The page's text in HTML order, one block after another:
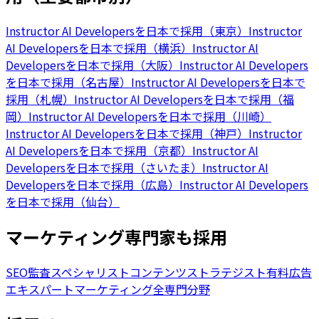
Instructor AI Developersを日本で採用（東京） Instructor
AI Developersを日本で採用（横浜） Instructor AI
Developersを日本で採用（大阪） Instructor AI Developers
を日本で採用（名古屋） Instructor AI Developersを日本で
採用（札幌） Instructor AI Developersを日本で採用（福
岡） Instructor AI Developersを日本で採用（川崎）
Instructor AI Developersを日本で採用（神戸） Instructor
AI Developersを日本で採用（京都） Instructor AI
Developersを日本で採用（さいたま） Instructor AI
Developersを日本で採用（広島） Instructor AI Developers
を日本で採用（仙台）
マーケティング専門家も採用
SEO監査スペシャリストコンテンツストラテジスト有料広告
エキスパートマーケティング全専門分野